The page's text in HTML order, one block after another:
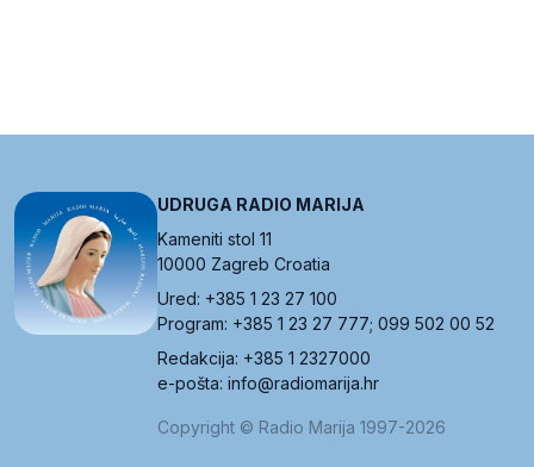
UDRUGA RADIO MARIJA
Kameniti stol 11
10000 Zagreb Croatia
Ured: +385 1 23 27 100
Program: +385 1 23 27 777; 099 502 00 52
Redakcija: +385 1 2327000
e-pošta: info@radiomarija.hr
Copyright © Radio Marija 1997-2026